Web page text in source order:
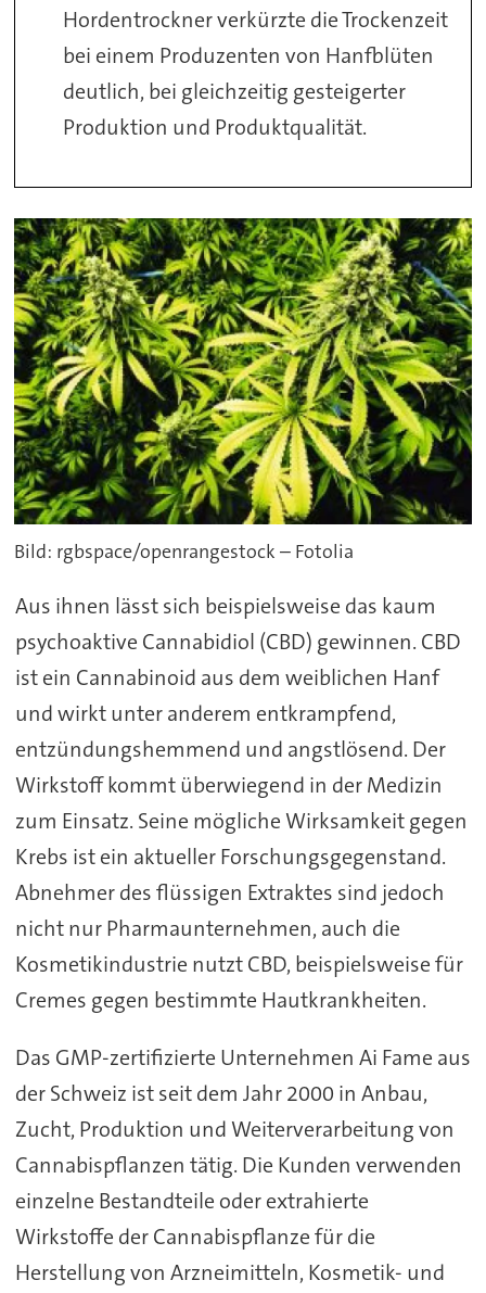
Hordentrockner verkürzte die Trockenzeit
bei einem Produzenten von Hanfblüten
deutlich, bei gleichzeitig gesteigerter
Produktion und Produktqualität.
Bild: rgbspace/openrangestock – Fotolia
Aus ihnen lässt sich beispielsweise das kaum
psychoaktive Cannabidiol (CBD) gewinnen. CBD
ist ein Cannabinoid aus dem weiblichen Hanf
und wirkt unter anderem entkrampfend,
entzündungshemmend und angstlösend. Der
Wirkstoff kommt überwiegend in der Medizin
zum Einsatz. Seine mögliche Wirksamkeit gegen
Krebs ist ein aktueller Forschungsgegenstand.
Abnehmer des flüssigen Extraktes sind jedoch
nicht nur Pharmaunternehmen, auch die
Kosmetikindustrie nutzt CBD, beispielsweise für
Cremes gegen bestimmte Hautkrankheiten.
Das GMP-zertifizierte Unternehmen Ai Fame aus
der Schweiz ist seit dem Jahr 2000 in Anbau,
Zucht, Produktion und Weiterverarbeitung von
Cannabispflanzen tätig. Die Kunden verwenden
einzelne Bestandteile oder extrahierte
Wirkstoffe der Cannabispflanze für die
Herstellung von Arzneimitteln, Kosmetik- und